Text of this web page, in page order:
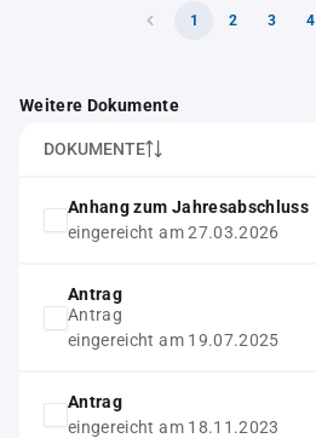
1 2 3 4
Weitere Dokumente
DOKUMENTE
Anhang zum Jahresabschluss
eingereicht am 27.03.2026
Antrag
Antrag
eingereicht am 19.07.2025
Antrag
eingereicht am 18.11.2023